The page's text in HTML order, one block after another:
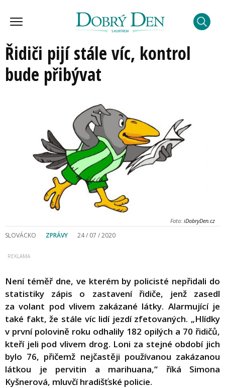
Řidiči pijí stále víc, kontrol
bude přibývat
Foto: iDobryDen.cz
SLOVÁCKO ZPRÁVY 24 / 07 / 2020
Není téměř dne, ve kterém by policisté nepřidali do
statistiky zápis o zastavení řidiče, jenž zasedl
za volant pod vlivem zakázané látky. Alarmující je
také fakt, že stále víc lidí jezdí zfetovaných. „Hlídky
v první polovině roku odhalily 182 opilých a 70 řidičů,
kteří jeli pod vlivem drog. Loni za stejné období jich
bylo 76, přičemž nejčastěji používanou zakázanou
látkou je pervitin a marihuana,“ říká Simona
Kyšnerová, mluvčí hradišťské policie.